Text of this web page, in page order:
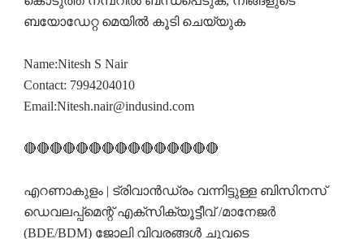
ബയോഡേറ്റ മെയിൽ കൂടി ചെയ്യുക
Name:Nitesh S Nair
Contact: 7994204010
Email:Nitesh.nair@indusind.com
🔴🔴🔴🔴🔴🔴🔴🔴🔴🔴🔴🔴🔴🔴🔴
എറണാകുളം | ട്രിവാൻഡ്രം വന്നിട്ടുള്ള ബിസിനസ്‌
ഡെവലപ്പ്മെന്റ് എക്സിക്യൂട്ടീവ് /മാനേജർ
(BDE/BDM) ജോലി വിവരങ്ങൾ ചുവടെ